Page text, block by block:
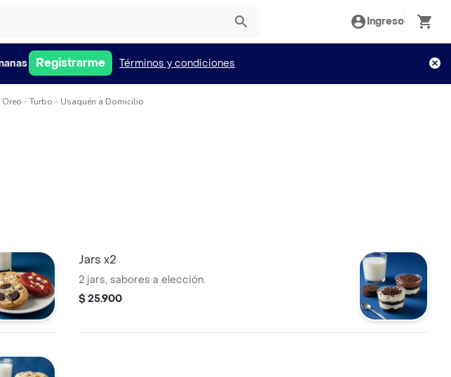
Ingreso
Registrarme Términos y condiciones
Oreo - Turbo - Usaquén a Domicilio
Jars x2
2 jars, sabores a elección.
$ 25.900